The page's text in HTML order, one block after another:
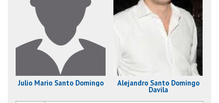
Julio Mario Santo Domingo Alejandro Santo Domingo
Davila